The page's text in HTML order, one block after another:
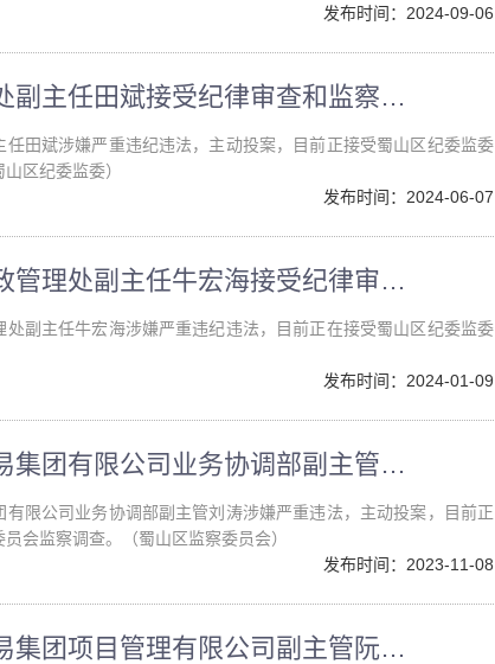
发布时间：2024-09-06
蜀山区市政管理处副主任田斌接受纪律审查和监察调查
任田斌涉嫌严重违纪违法，主动投案，目前正接受蜀山区纪委监委
区纪委监委）
发布时间：2024-06-07
合肥市蜀山区市政管理处副主任牛宏海接受纪律审查和监察调查
处副主任牛宏海涉嫌严重违纪违法，目前正在接受蜀山区纪委监委
发布时间：2024-01-09
安徽公共资源交易集团有限公司业务协调部副主管刘涛接受监察调查
有限公司业务协调部副主管刘涛涉嫌严重违法，主动投案，目前正
会监察调查。（蜀山区监察委员会）
发布时间：2023-11-08
安徽公共资源交易集团项目管理有限公司副主管阮路接受纪律审查和监察调查